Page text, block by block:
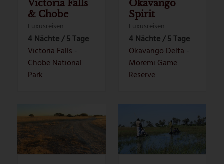
Victoria Falls
& Chobe
Luxusreisen
4 Nächte / 5 Tage
Victoria Falls -
Chobe National
Park
Okavango
Spirit
Luxusreisen
4 Nächte / 5 Tage
Okavango Delta -
Moremi Game
Reserve